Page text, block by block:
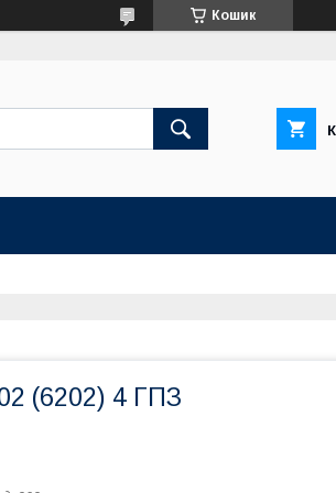
Кошик
(6202) 4 ГПЗ